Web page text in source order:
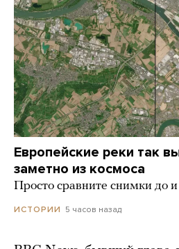
Европейские реки так
заметно из космоса
Просто сравните снимки до и
ИСТОРИИ 5 часов назад